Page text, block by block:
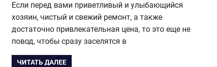
Если перед вами приветливый и улыбающийся
хозяин, чистый и свежий ремонт, а также
достаточно привлекательная цена, то это еще не
повод, чтобы сразу заселятся в
ЧИТАТЬ ДАЛЕЕ